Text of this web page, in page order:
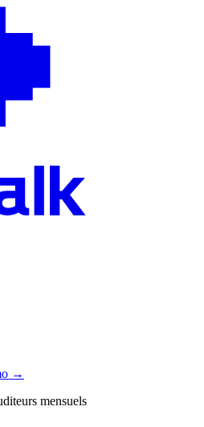
→
mensuels